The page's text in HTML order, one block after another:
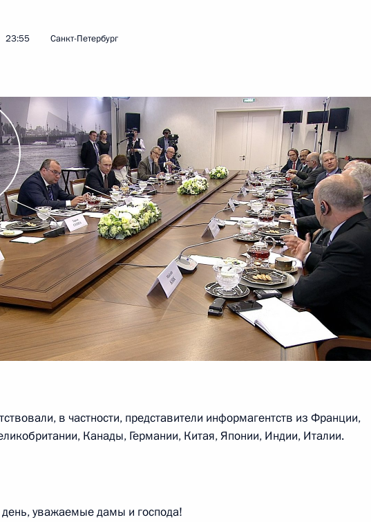
Показать следующие материалы
года, среда
по итогам переговоров с Президентом
Саргсяном
18:30 Москва, Кремль
5
вторник
по итогам переговоров с Президентом
Тайипом Эрдоганом
18:00 Санкт-Петербург
финляндских переговоров
Наантали
пятница
23:55 Санкт-Петербург
в частности, представители информагентств из Франции,
Канады, Германии, Китая, Японии, Индии, Италии.
уважаемые дамы и господа!